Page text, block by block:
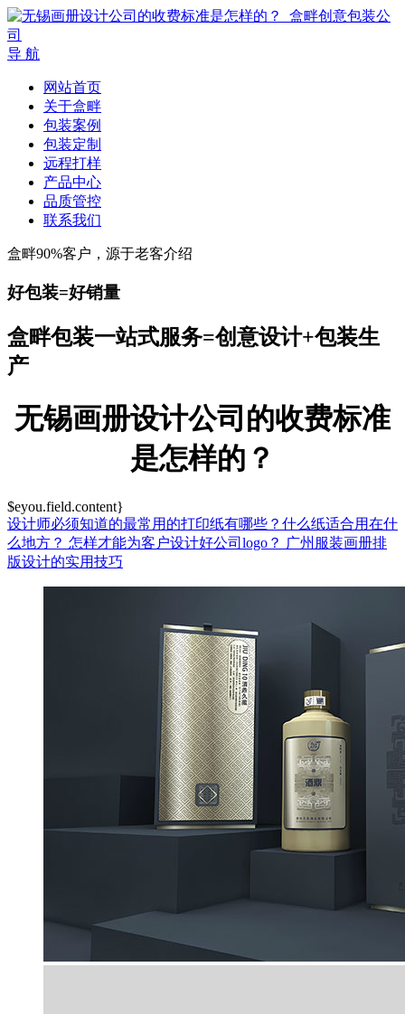
导 航
网站首页
关于盒畔
包装案例
包装定制
远程打样
产品中心
品质管控
联系我们
盒畔90%客户，源于老客介绍
好包装=好销量
盒畔包装一站式服务=创意设计+包装生
产
无锡画册设计公司的收费标准
是怎样的？
$eyou.field.content}
设计师必须知道的最常用的打印纸有哪些？什么纸适合用在什
么地方？ 怎样才能为客户设计好公司logo？ 广州服装画册排
版设计的实用技巧